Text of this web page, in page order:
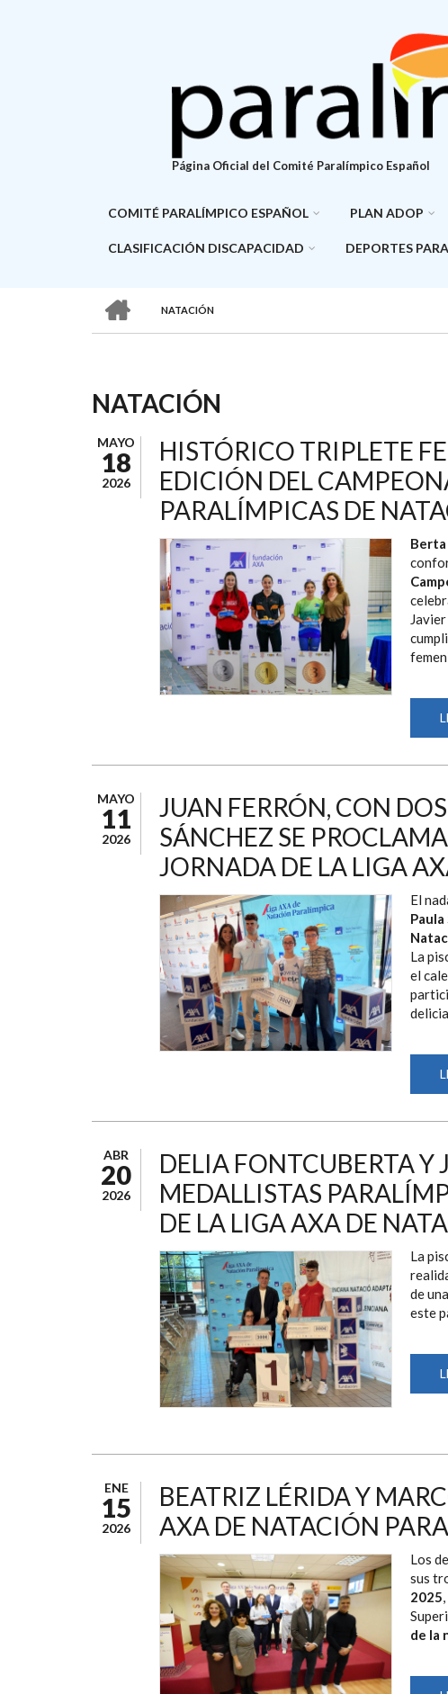
Página Oficial del Comité Paralímpico Español
COMITÉ PARALÍMPICO ESPAÑOL PLAN ADOP
CLASIFICACIÓN DISCAPACIDAD DEPORTES
SOBRESCRIBIR
DE
AYUDA
A
LA
NAVEGACIÓN
NATACIÓN
NATACIÓN
MAYO
18
2026
HISTÓRICO TRIPLETE
EDICIÓN DEL
PARALÍMPICAS DE
Berta
MAYO
11
2026
JUAN FERRÓN, CON
SÁNCHEZ SE
JORNADA DE LA LIGA
El
Paula
La
el
ABR
20
2026
DELIA FONTCUBERTA Y
MEDALLISTAS
DE LA LIGA AXA DE
La
de
este
ENE
15
2026
BEATRIZ LÉRIDA Y
AXA DE NATACIÓN
Los
sus
2025
de la